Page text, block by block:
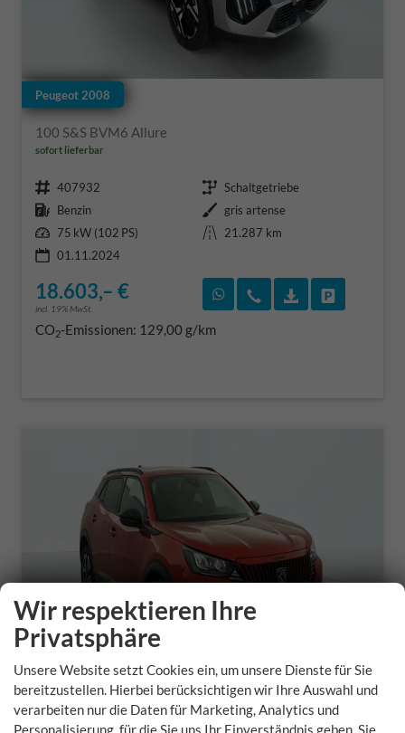
Peugeot 2008
100 S&S BVM6 Allure
sofort lieferbar
Fahrzeugnr. 407932 Getriebe Schaltgetriebe
Kraftstoff Benzin Außenfarbe gris artense
Leistung 75 kW (102 PS) Kilometerstand
21.287 km
01.11.2024
18.603,– €
incl. 19% MwSt.
Rückruf vereinbaren
Wir rufen Sie an
CO2-Emissionen: 129,00 g/km
Peugeot 2008
Wir respektieren Ihre
Privatsphäre
Unsere Website setzt Cookies ein, um unsere Dienste für Sie
bereitzustellen. Hierbei berücksichtigen wir Ihre Auswahl und
verarbeiten nur die Daten für Marketing, Analytics und
Personalisierung, für die Sie uns Ihr Einverständnis geben. Sie